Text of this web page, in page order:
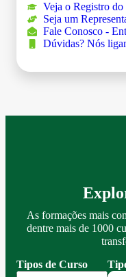
Veja o Registro
Seja um
Fale Conosco -
Dúvidas? Nós
As formações mais
dentre mais de 1000
Tipos de Curso